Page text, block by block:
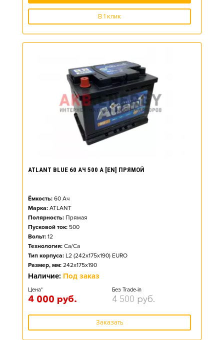
В 1 клик
ATLANT BLUE 60 АЧ 500 А [EN] ПРЯМОЙ
Ёмкость: 60 Ач
Марка: ATLANT
Полярность: Прямая
Пусковой ток: 500
Вольт: 12
Технология: Ca/Ca
Тип корпуса: L2 (242x175x190) EURO
Размер, мм: 242x175x190
Наличие: Под заказ
Цена*
4 000 руб.
Без Trade-in
4 500 руб.
Заказать